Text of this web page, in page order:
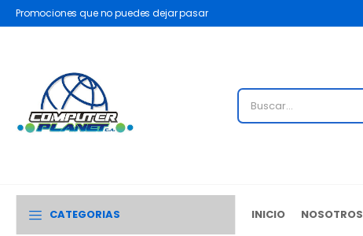
Promociones que no puedes dejar pasar
CATEGORIAS INICIO NOSOTROS